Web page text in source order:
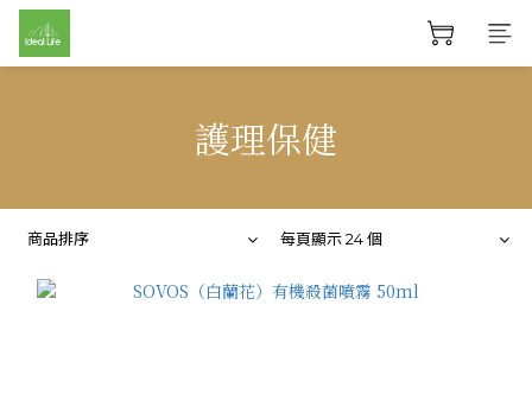
護理保健
商品排序 每頁顯示 24 個